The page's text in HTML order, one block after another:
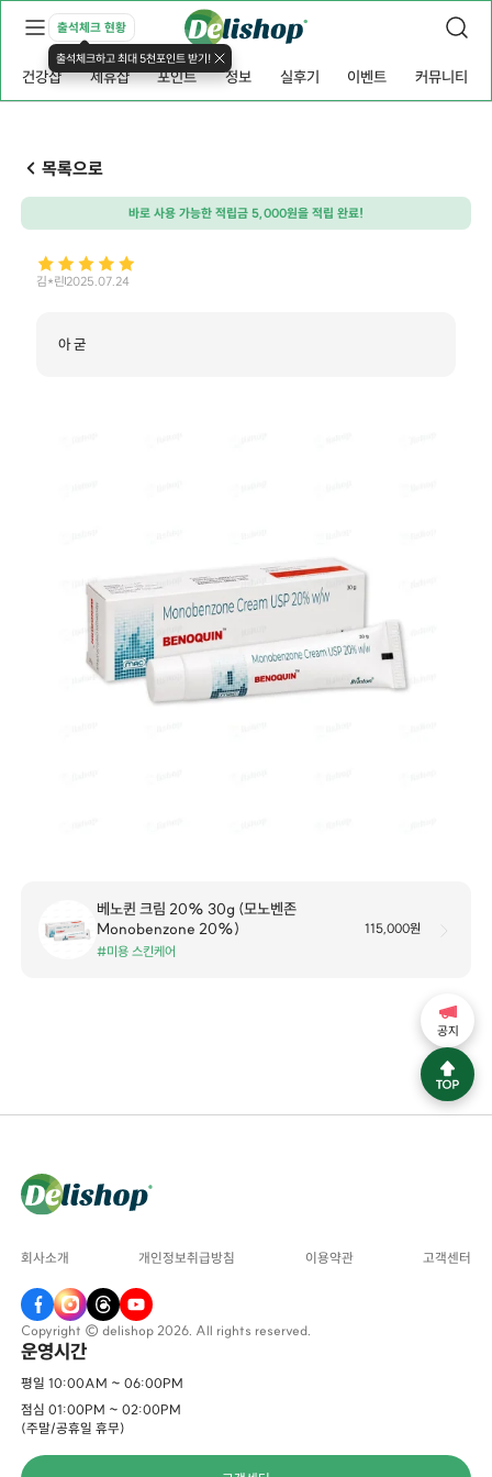
출석체크 현황
출석체크하고 최대 5천포인트 받기!
건강샵 제휴샵 포인트 정보 실후기 이벤트 커뮤니티
목록으로
바로 사용 가능한 적립금 5,000원을 적립 완료!
김*린2025.07.24
아 굳
베노퀸 크림 20% 30g (모노벤존
Monobenzone 20%)
#미용 스킨케어
115,000원
회사소개 개인정보취급방침 이용약관 고객센터
Copyright © delishop 2026. All rights reserved.
운영시간
평일 10:00AM ~ 06:00PM
점심 01:00PM ~ 02:00PM
(주말/공휴일 휴무)
공지